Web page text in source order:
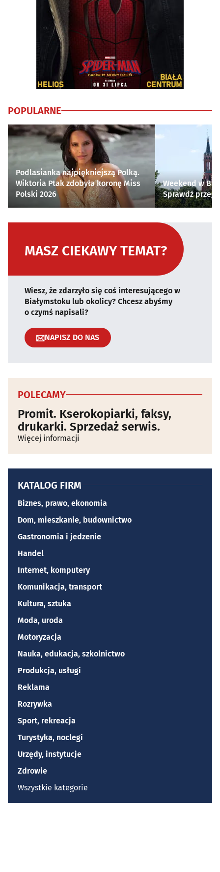
POPULARNE
Podlasianka najpiękniejszą Polką.
Wiktoria Ptak zdobyła koronę Miss
Polski 2026
Weekend w
Sprawdź
MASZ CIEKAWY TEMAT?
Wiesz, że zdarzyło się coś interesującego w
Białymstoku lub okolicy? Chcesz abyśmy
o czymś napisali?
NAPISZ DO NAS
POLECAMY
Promit. Kserokopiarki, faksy,
drukarki. Sprzedaż serwis.
Więcej informacji
KATALOG FIRM
Biznes, prawo, ekonomia
Dom, mieszkanie, budownictwo
Gastronomia i jedzenie
Handel
Internet, komputery
Komunikacja, transport
Kultura, sztuka
Moda, uroda
Motoryzacja
Nauka, edukacja, szkolnictwo
Produkcja, usługi
Reklama
Rozrywka
Sport, rekreacja
Turystyka, noclegi
Urzędy, instytucje
Zdrowie
Wszystkie kategorie